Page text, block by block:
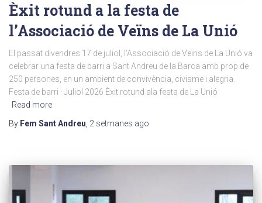
Èxit rotund a la festa de
l’Associació de Veïns de La Unió
El passat divendres 17 de juliol, l’Associació de Veïns de La Unió va
celebrar una festa de barri a Sant Andreu de la Barca amb prop de
250 persones, en un ambient de convivència, civisme i alegria.
Festa de barri · Juliol 2026 Èxit rotund ala festa de La Unió
Read more
By Fem Sant Andreu, 2 setmanes ago